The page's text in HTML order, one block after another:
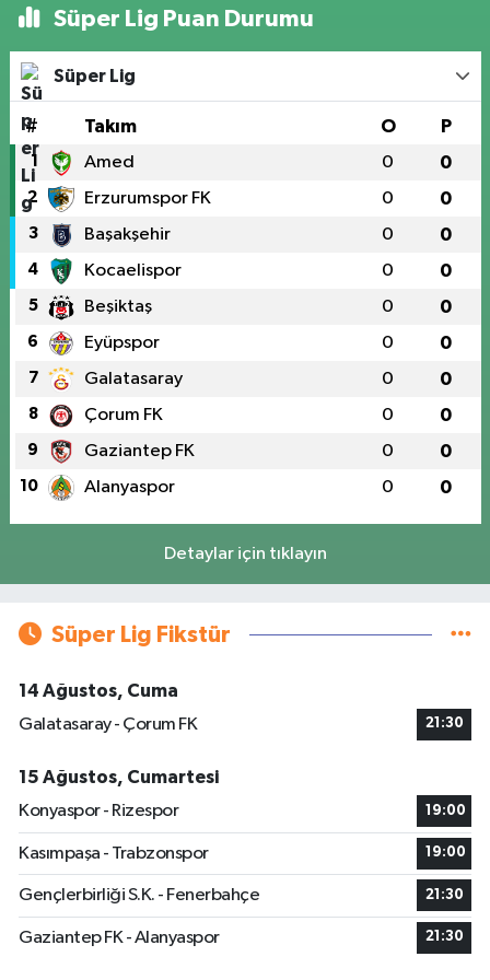
Süper Lig Puan Durumu
Süper Lig
# Takım O P
1 Amed 0 0
2 Erzurumspor FK 0 0
3 Başakşehir 0 0
4 Kocaelispor 0 0
5 Beşiktaş 0 0
6 Eyüpspor 0 0
7 Galatasaray 0 0
8 Çorum FK 0 0
9 Gaziantep FK 0 0
10 Alanyaspor 0 0
Detaylar için tıklayın
Süper Lig Fikstür
14 Ağustos, Cuma
Galatasaray - Çorum FK
21:30
15 Ağustos, Cumartesi
Konyaspor - Rizespor
19:00
Kasımpaşa - Trabzonspor 19:00
Gençlerbirliği S.K. - Fenerbahçe 21:30
Gaziantep FK - Alanyaspor 21:30